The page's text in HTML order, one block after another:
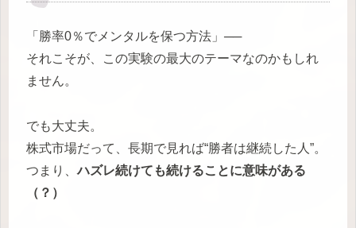
「勝率0％でメンタルを保つ方法」──
それこそが、この実験の最大のテーマなのかもしれ
ません。
でも大丈夫。
株式市場だって、長期で見れば“勝者は継続した人”。
つまり、ハズレ続けても続けることに意味がある
（？）